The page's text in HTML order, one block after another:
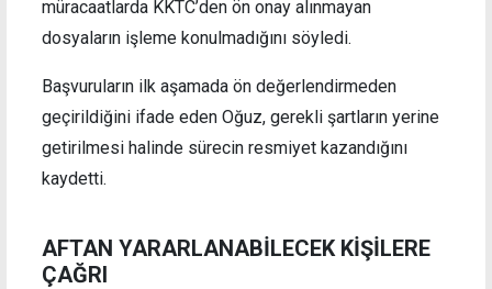
müracaatlarda KKTC’den ön onay alınmayan
dosyaların işleme konulmadığını söyledi.
Başvuruların ilk aşamada ön değerlendirmeden
geçirildiğini ifade eden Oğuz, gerekli şartların yerine
getirilmesi halinde sürecin resmiyet kazandığını
kaydetti.
AFTAN YARARLANABİLECEK KİŞİLERE
ÇAĞRI